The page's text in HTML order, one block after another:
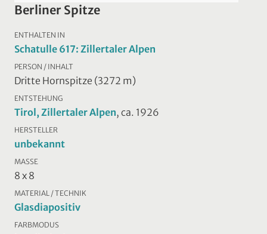
Berliner Spitze
ENTHALTEN IN
Schatulle 617: Zillertaler Alpen
PERSON / INHALT
Dritte Hornspitze (3272 m)
ENTSTEHUNG
Tirol, Zillertaler Alpen, ca. 1926
HERSTELLER
unbekannt
MASSE
8 x 8
MATERIAL / TECHNIK
Glasdiapositiv
FARBMODUS